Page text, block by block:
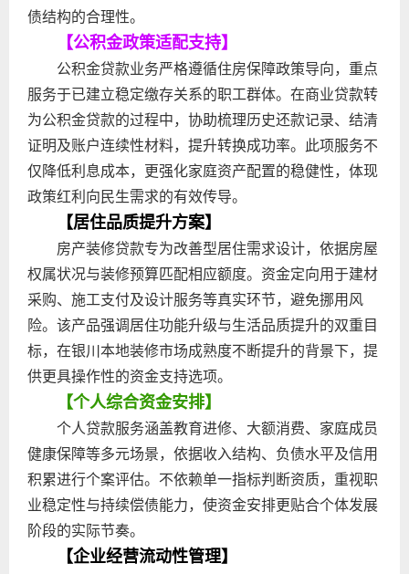
债结构的合理性。
【公积金政策适配支持】
公积金贷款业务严格遵循住房保障政策导向，重点
服务于已建立稳定缴存关系的职工群体。在商业贷款转
为公积金贷款的过程中，协助梳理历史还款记录、结清
证明及账户连续性材料，提升转换成功率。此项服务不
仅降低利息成本，更强化家庭资产配置的稳健性，体现
政策红利向民生需求的有效传导。
【居住品质提升方案】
房产装修贷款专为改善型居住需求设计，依据房屋
权属状况与装修预算匹配相应额度。资金定向用于建材
采购、施工支付及设计服务等真实环节，避免挪用风
险。该产品强调居住功能升级与生活品质提升的双重目
标，在银川本地装修市场成熟度不断提升的背景下，提
供更具操作性的资金支持选项。
【个人综合资金安排】
个人贷款服务涵盖教育进修、大额消费、家庭成员
健康保障等多元场景，依据收入结构、负债水平及信用
积累进行个案评估。不依赖单一指标判断资质，重视职
业稳定性与持续偿债能力，使资金安排更贴合个体发展
阶段的实际节奏。
【企业经营流动性管理】